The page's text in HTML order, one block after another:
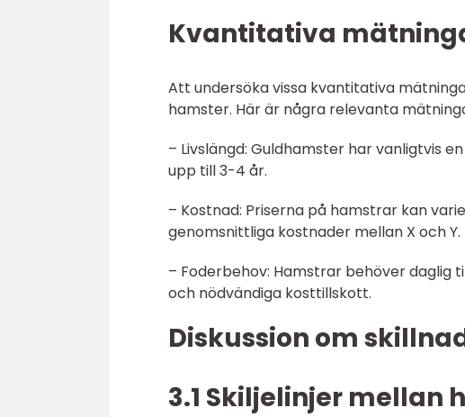
Kvantitativa
Att undersöka vissa kvantitativa
hamster. Här är några relevanta
– Livslängd: Guldhamster har vanligtvis
upp till 3-4 år.
– Kostnad: Priserna på hamstrar kan
genomsnittliga kostnader mellan X och Y.
– Foderbehov: Hamstrar behöver
och nödvändiga kosttillskott.
Diskussion om
3.1 Skiljelinjer mellan